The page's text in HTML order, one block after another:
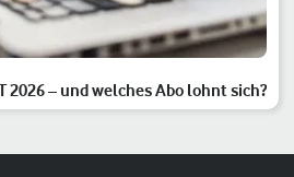
2026 – und welches Abo lohnt sich?